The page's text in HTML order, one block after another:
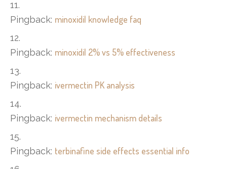
Pingback: minoxidil knowledge faq
Pingback: minoxidil 2% vs 5% effectiveness
Pingback: ivermectin PK analysis
Pingback: ivermectin mechanism details
Pingback: terbinafine side effects essential info